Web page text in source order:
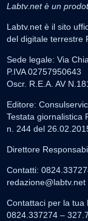
Labtv.net è un
Labtv.net è il sito
del digitale terrestre
Sede legale: Via
P.IVA 02757950643
Oscr. R.E.A. AV
Editore:
Testata giornalistica
n. 244 del
Direttore
Contatti:
redazione@labtv.net
Contattaci per la tua
0824.337274 –